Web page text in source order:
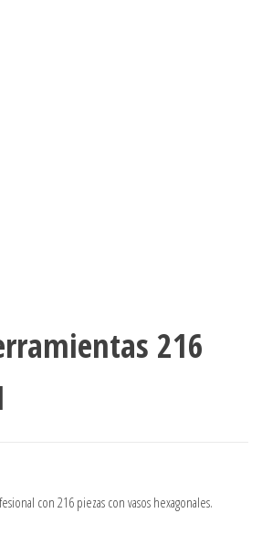
216
con 216 piezas con vasos hexagonales.